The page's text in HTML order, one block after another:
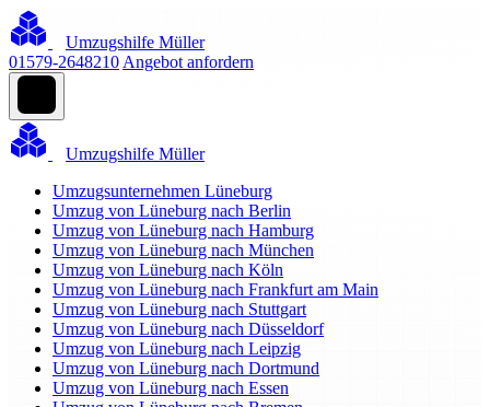
Umzugshilfe Müller
01579-2648210 Angebot anfordern
Umzugshilfe Müller
Umzugsunternehmen Lüneburg
Umzug von Lüneburg nach Berlin
Umzug von Lüneburg nach Hamburg
Umzug von Lüneburg nach München
Umzug von Lüneburg nach Köln
Umzug von Lüneburg nach Frankfurt am Main
Umzug von Lüneburg nach Stuttgart
Umzug von Lüneburg nach Düsseldorf
Umzug von Lüneburg nach Leipzig
Umzug von Lüneburg nach Dortmund
Umzug von Lüneburg nach Essen